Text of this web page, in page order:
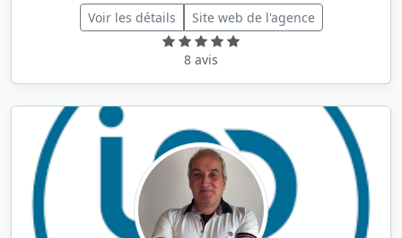
Voir les détails Site web de l'agence
8 avis